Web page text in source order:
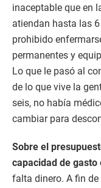
inaceptable que en
atiendan hasta las 6
prohibido
permanentes y
Lo que le pasó al
de lo que vive la
seis, no había
cambiar para
Sobre el
capacidad de
falta dinero. A fin de